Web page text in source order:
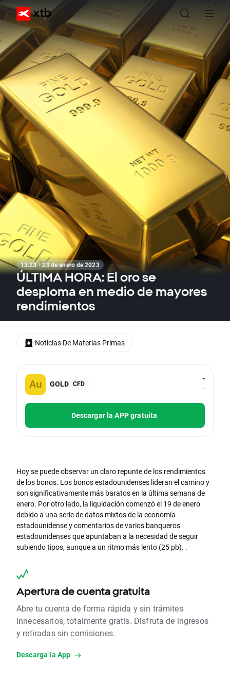
13:23 · 23 de enero de 2023
ÚLTIMA HORA: El oro se
desploma en medio de mayores
rendimientos
GOLD CFD
-
-
Descargar la APP gratuita
Hoy se puede observar un claro repunte de los rendimientos
de los bonos. Los bonos estadounidenses lideran el camino y
son significativamente más baratos en la última semana de
enero. Por otro lado, la liquidación comenzó el 19 de enero
debido a una serie de datos mixtos de la economía
estadounidense y comentarios de varios banqueros
estadounidenses que apuntaban a la necesidad de seguir
subiendo tipos, aunque a un ritmo más lento (25 pb). .
Apertura de cuenta gratuita
Abre tu cuenta de forma rápida y sin trámites
innecesarios, totalmente gratis. Disfruta de ingresos
y retiradas sin comisiones.
Descarga la App
Noticias De Materias Primas